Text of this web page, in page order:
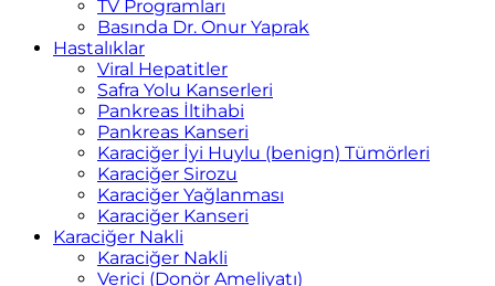
TV Programları
Basında Dr. Onur Yaprak
Hastalıklar
Viral Hepatitler
Safra Yolu Kanserleri
Pankreas İltihabi
Pankreas Kanseri
Karaciğer İyi Huylu (benign) Tümörleri
Karaciğer Sirozu
Karaciğer Yağlanması
Karaciğer Kanseri
Karaciğer Nakli
Karaciğer Nakli
Verici (Donör Ameliyatı)